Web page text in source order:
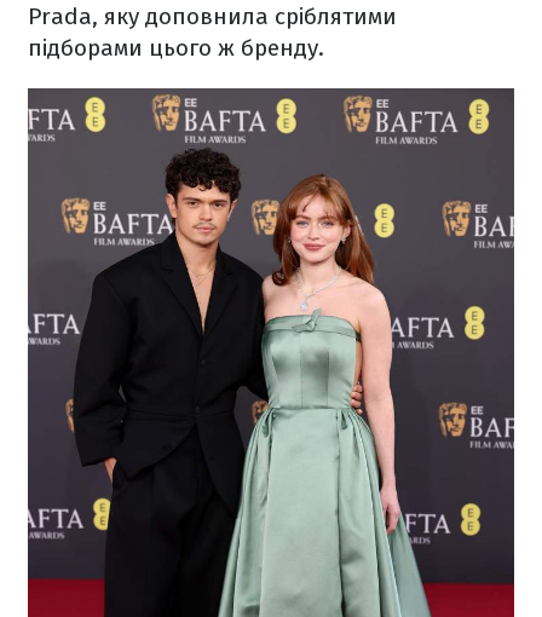
Prada, яку доповнила сріблятими
підборами цього ж бренду.